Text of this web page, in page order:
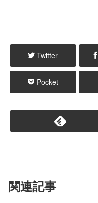
Twitter
Pocket
関連記事